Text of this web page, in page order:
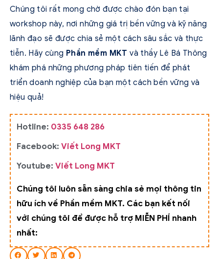
Chúng tôi rất mong chờ được chào đón bạn tại
workshop này, nơi những giá trị bền vững và kỹ năng
lãnh đạo sẽ được chia sẻ một cách sâu sắc và thực
tiễn. Hãy cùng Phần mềm MKT và thầy Lê Bá Thông
khám phá những phương pháp tiên tiến để phát
triển doanh nghiệp của bạn một cách bền vững và
hiệu quả!
Hotline: 0335 648 286
Facebook: Viết Long MKT
Youtube: Viết Long MKT
Chúng tôi luôn sẵn sàng chia sẻ mọi thông tin
hữu ích về Phần mềm MKT. Các bạn kết nối
với chúng tôi để được hỗ trợ MIỄN PHÍ nhanh
nhất: